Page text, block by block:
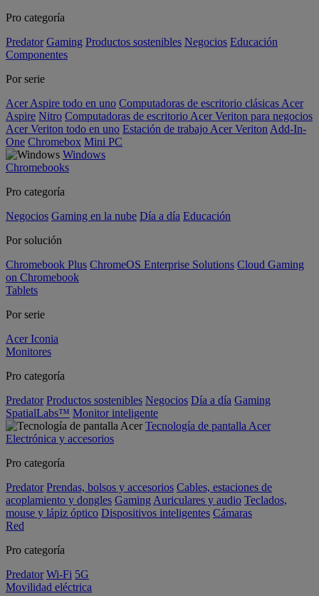
Pro categoría
Predator Gaming Productos sostenibles Negocios Educación
Componentes
Por serie
Acer Aspire todo en uno Computadoras de escritorio clásicas Acer
Aspire Nitro Computadoras de escritorio Acer Veriton para negocios
Acer Veriton todo en uno Estación de trabajo Acer Veriton Add-In-
One Chromebox Mini PC
Windows
Chromebooks
Pro categoría
Negocios Gaming en la nube Día a día Educación
Por solución
Chromebook Plus ChromeOS Enterprise Solutions Cloud Gaming
on Chromebook
Tablets
Por serie
Acer Iconia
Monitores
Pro categoría
Predator Productos sostenibles Negocios Día a día Gaming
SpatialLabs™ Monitor inteligente
Tecnología de pantalla Acer
Electrónica y accesorios
Pro categoría
Predator Prendas, bolsos y accesorios Cables, estaciones de
acoplamiento y dongles Gaming Auriculares y audio Teclados,
mouse y lápiz óptico Dispositivos inteligentes Cámaras
Red
Pro categoría
Predator Wi-Fi 5G
Movilidad eléctrica